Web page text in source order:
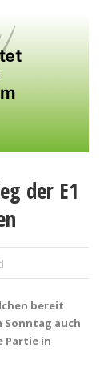
der E1
bereit
Sonntag auch
Partie in